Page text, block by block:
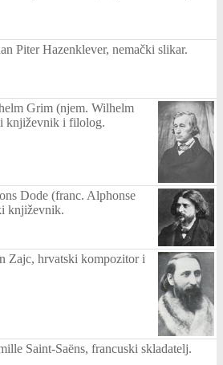
Piter Hazenklever, nemački slikar.
Grim (njem. Wilhelm
književnik i filolog.
Dode (franc. Alphonse
književnik.
Zajc, hrvatski kompozitor i
Saint-Saëns, francuski skladatelj.